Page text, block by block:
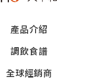
產品介紹
調飲食譜
全球經銷商